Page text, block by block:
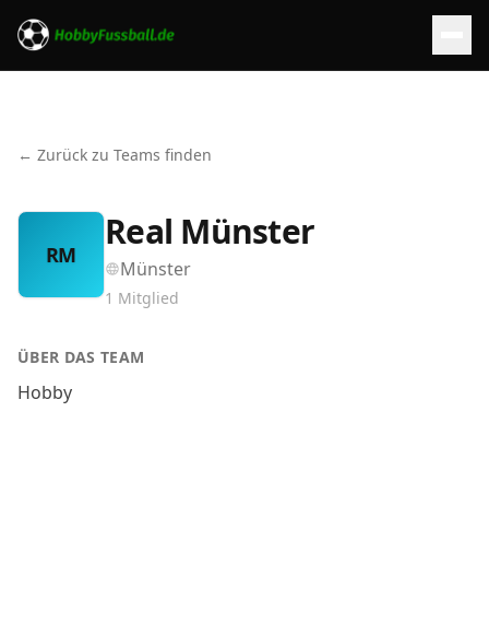
← Zurück zu Teams finden
RM
Real Münster
Münster
1 Mitglied
ÜBER DAS TEAM
Hobby